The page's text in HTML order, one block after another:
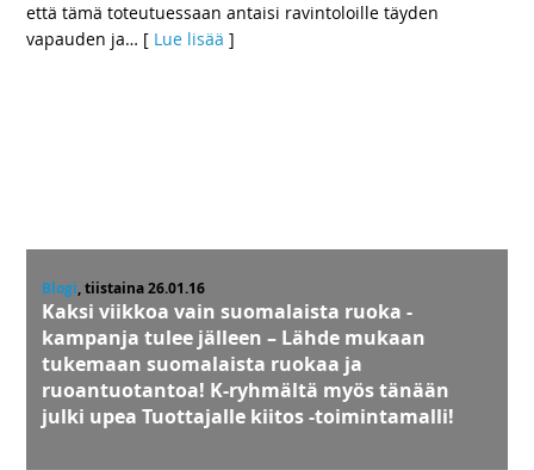
että tämä toteutuessaan antaisi ravintoloille täyden
vapauden ja… [ Lue lisää ]
Blogi, tiistaina 26.01.16
Kaksi viikkoa vain suomalaista ruoka -
kampanja tulee jälleen – Lähde mukaan
tukemaan suomalaista ruokaa ja
ruoantuotantoa! K-ryhmältä myös tänään
julki upea Tuottajalle kiitos -toimintamalli!